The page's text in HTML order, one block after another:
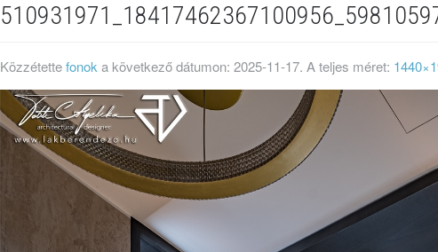
Közzétettefonok a következő dátumon: 2025-11-17. A teljes méret: